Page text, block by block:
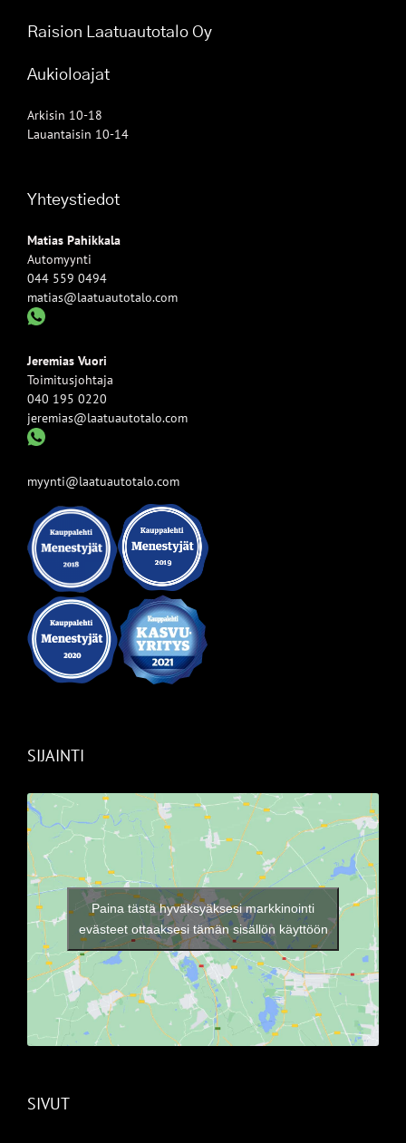
Raision Laatuautotalo Oy
Aukioloajat
Arkisin 10-18
Lauantaisin 10-14
Yhteystiedot
Matias Pahikkala
Automyynti
044 559 0494
matias@laatuautotalo.com
Jeremias Vuori
Toimitusjohtaja
040 195 0220
jeremias@laatuautotalo.com
myynti@laatuautotalo.com
SIJAINTI
Paina tästä hyväksyäksesi markkinointi
evästeet ottaaksesi tämän sisällön käyttöön
SIVUT